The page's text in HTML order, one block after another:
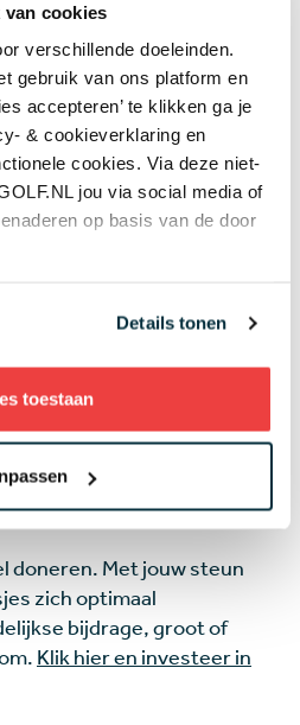
van cookies
verschillende doeleinden.
gebruik van ons platform en
accepteren’ te klikken ga je
& cookieverklaring en
cookies. Via deze niet-
jou via social media of
op basis van de door
Details tonen
toestaan
de hele opbrengst van
naar Plan International. Het
jaar rond de € 20.000, een
van alle
dit bijzondere doel.
verbonden aan het Dutch
om een bijdrage te
tijdens het reserveren
donatie doen aan dit
doneren. Met jouw steun
zich optimaal
bijdrage, groot of
Klik hier en investeer in